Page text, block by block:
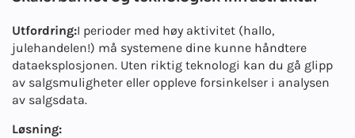
Utfordring:I perioder med høy aktivitet (hallo,
julehandelen!) må systemene dine kunne håndtere
dataeksplosjonen. Uten riktig teknologi kan du gå glipp
av salgsmuligheter eller oppleve forsinkelser i analysen
av salgsdata.
Løsning: